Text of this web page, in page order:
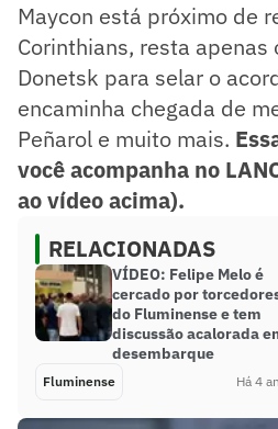
Maycon está próximo de
Corinthians, resta
Donetsk para selar o
encaminha chegada de
Peñarol e muito mais.
você acompanha no
ao vídeo acima).
RELACIONADAS
VÍDEO: Felipe Melo é
cercado por
do Fluminense e tem
discussão acalorada
desembarque
Fluminense Há 4